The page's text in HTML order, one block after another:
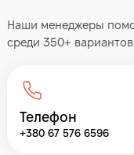
Наши менеджеры
среди 350+
Телефон
+380 67 576 6596